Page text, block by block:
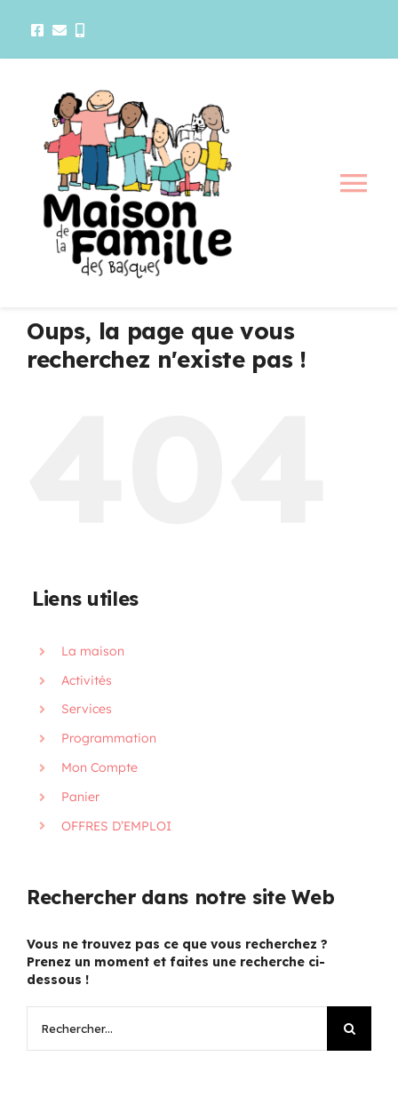
La maison
Services
OFFRES D’EMPLOI
Oups, la page que vous
recherchez n'existe pas !
Liens utiles
La maison
Activités
Services
Programmation
Mon Compte
Panier
OFFRES D’EMPLOI
Rechercher dans notre site Web
Vous ne trouvez pas ce que vous recherchez ?
Prenez un moment et faites une recherche ci-
dessous !